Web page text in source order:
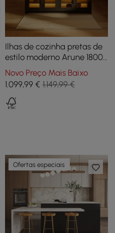
Ilhas de cozinha pretas de
estilo moderno Arune 1800
mm com portas e gavetas
de vidro
Novo Preço Mais Baixo
1.099,99€ 1.149,99 €
Ofertas especiais